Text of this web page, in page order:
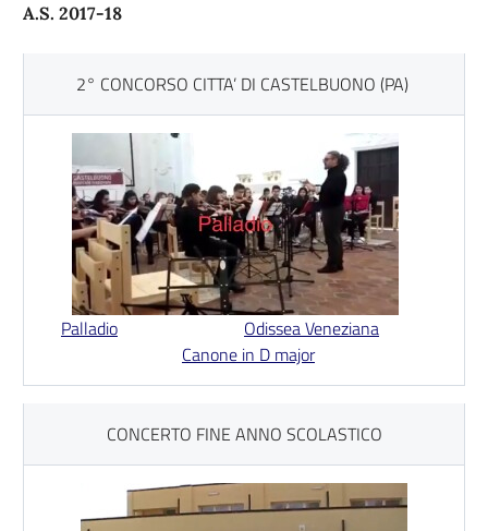
A.S. 2017-18
2° CONCORSO CITTA’ DI CASTELBUONO (PA)
Palladio
Odissea Veneziana
Canone in D major
CONCERTO FINE ANNO SCOLASTICO